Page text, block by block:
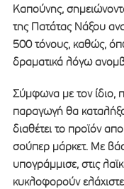
Καπούνης,
της Πατάτας Νάξου
500 τόνους, καθώς,
δραματικά λόγω
Σύμφωνα με τον ίδιο,
παραγωγή θα
διαθέτει το προϊόν
σούπερ μάρκετ. Με
υπογράμμισε, στις
κυκλοφορούν